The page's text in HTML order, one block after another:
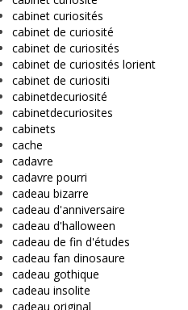
cabinet curiosités
cabinet de curiosité
cabinet de curiosités
cabinet de curiosités lorient
cabinet de curiositi
cabinetdecuriosité
cabinetdecuriosites
cabinets
cache
cadavre
cadavre pourri
cadeau bizarre
cadeau d'anniversaire
cadeau d'halloween
cadeau de fin d'études
cadeau fan dinosaure
cadeau gothique
cadeau insolite
cadeau original